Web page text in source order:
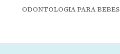
ODONTOLOGIA PARA BEBES